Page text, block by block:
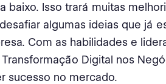
baixo. Isso trará muitas
algumas ideias que já
Com as habilidades e
Digital nos
sucesso no mercado.